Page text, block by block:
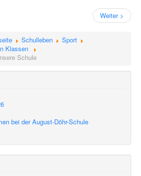
Weiter >
Schulleben
Sport
Klassen
Schule
bei der August-Döhr-Schule